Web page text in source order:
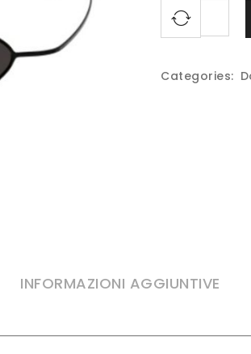
Categories:
INFORMAZIONI AGGIUNTIVE